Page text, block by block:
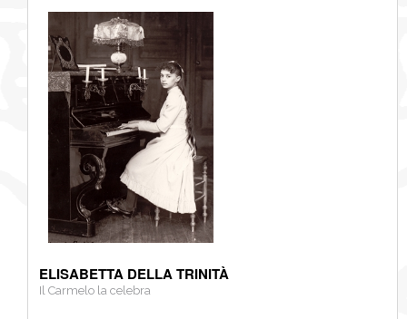
ELISABETTA DELLA TRINITÀ
Il Carmelo la celebra